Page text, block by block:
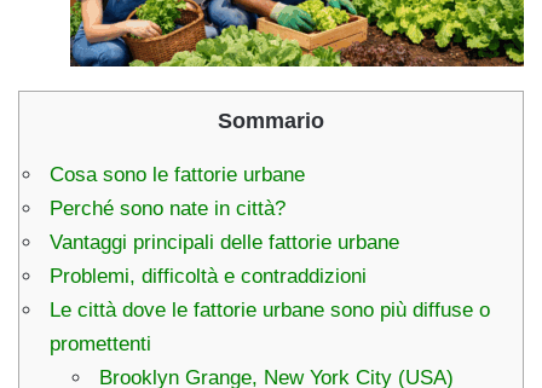
Sommario
Cosa sono le fattorie urbane
Perché sono nate in città?
Vantaggi principali delle fattorie urbane
Problemi, difficoltà e contraddizioni
Le città dove le fattorie urbane sono più diffuse o
promettenti
Brooklyn Grange, New York City (USA)